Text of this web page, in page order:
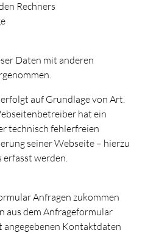
Rechners
Daten mit anderen
auf Grundlage von Art.
hat ein
technisch fehlerfreien
seiner Webseite – hierzu
erfasst werden.
Anfragen zukommen
aus dem Anfrageformular
Kontaktdaten